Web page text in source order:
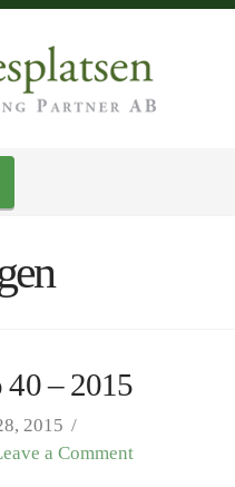
– 2015
2015
a Comment